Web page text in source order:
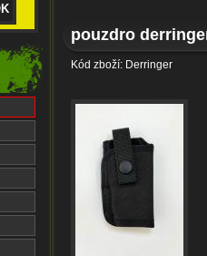
pouzdro
Kód zboží: Derringer